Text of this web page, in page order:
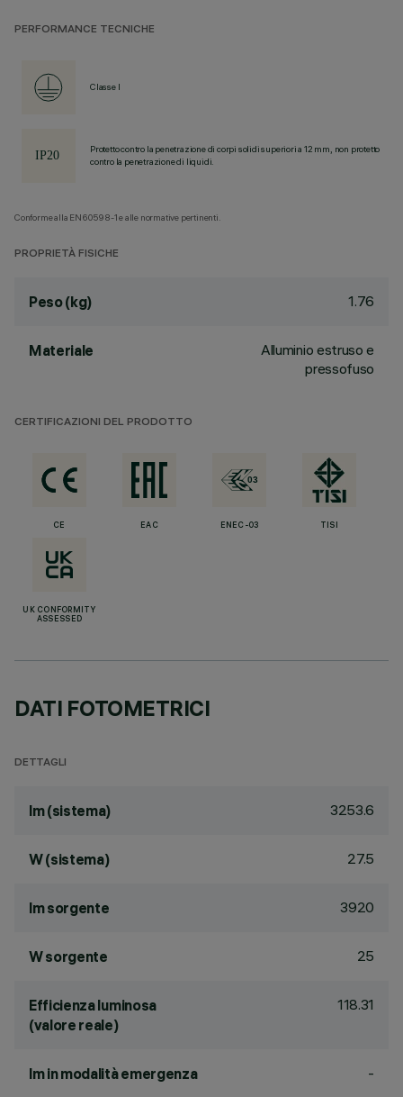
PERFORMANCE TECNICHE
Classe I
Protetto contro la penetrazione di corpi solidi superiori a 12 mm, non protetto
contro la penetrazione di liquidi.
Conforme alla EN60598-1 e alle normative pertinenti.
PROPRIETÀ FISICHE
Peso (kg) 1.76
Materiale
Alluminio estruso e
pressofuso
CERTIFICAZIONI DEL PRODOTTO
CE EAC ENEC-03 TISI
UK CONFORMITY
ASSESSED
DATI FOTOMETRICI
DETTAGLI
lm (sistema) 3253.6
W (sistema) 27.5
lm sorgente 3920
W sorgente 25
Efficienza luminosa
(valore reale)
118.31
lm in modalità emergenza -